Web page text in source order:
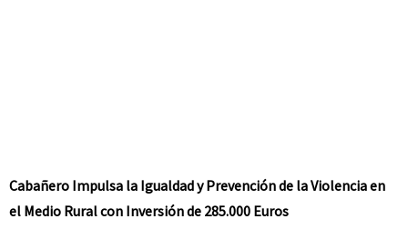
Cabañero Impulsa la Igualdad y Prevención de la Violencia en
el Medio Rural con Inversión de 285.000 Euros